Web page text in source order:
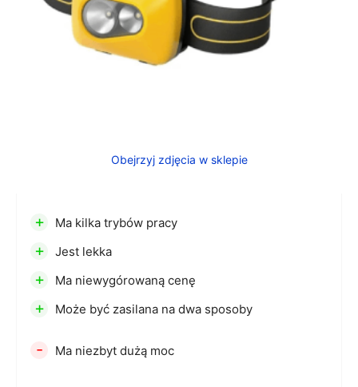
Obejrzyj zdjęcia w sklepie
+ Ma kilka trybów pracy
+ Jest lekka
+ Ma niewygórowaną cenę
+ Może być zasilana na dwa sposoby
- Ma niezbyt dużą moc